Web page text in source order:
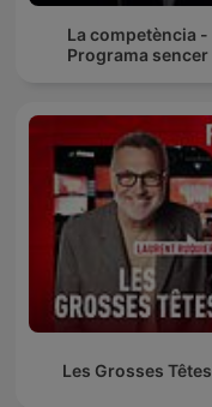
La competència -
Programa sencer
Les Grosses Têtes